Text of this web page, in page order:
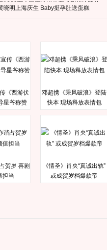
1000万人民币给媒体要求删掉这照片
晓明上海庆生 Baby挺孕肚送蛋糕
《西游伏
星爷称赞
邓超携《乘风破浪》登陆
快本 现场释放表情包
贺岁 喜剧
担当
《情圣》肖央“真诚出轨”
或成贺岁档爆款帝